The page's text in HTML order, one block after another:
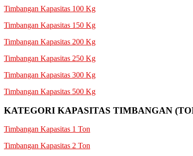
Timbangan Kapasitas 100 Kg
Timbangan Kapasitas 150 Kg
Timbangan Kapasitas 200 Kg
Timbangan Kapasitas 250 Kg
Timbangan Kapasitas 300 Kg
Timbangan Kapasitas 500 Kg
KATEGORI KAPASITAS TIMBANGAN
Timbangan Kapasitas 1 Ton
Timbangan Kapasitas 2 Ton